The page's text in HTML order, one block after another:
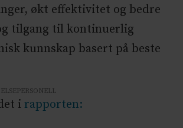
økt effektivitet og bedre
tilgang til kontinuerlig
kunnskap basert på beste
i rapporten: